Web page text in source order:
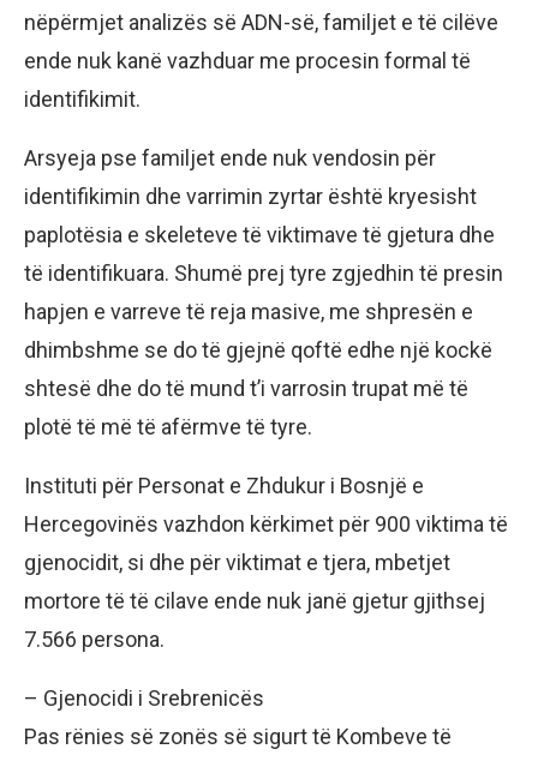
nëpërmjet analizës së ADN-së, familjet e të cilëve
ende nuk kanë vazhduar me procesin formal të
identifikimit.
Arsyeja pse familjet ende nuk vendosin për
identifikimin dhe varrimin zyrtar është kryesisht
paplotësia e skeleteve të viktimave të gjetura dhe
të identifikuara. Shumë prej tyre zgjedhin të presin
hapjen e varreve të reja masive, me shpresën e
dhimbshme se do të gjejnë qoftë edhe një kockë
shtesë dhe do të mund t’i varrosin trupat më të
plotë të më të afërmve të tyre.
Instituti për Personat e Zhdukur i Bosnjë e
Hercegovinës vazhdon kërkimet për 900 viktima të
gjenocidit, si dhe për viktimat e tjera, mbetjet
mortore të të cilave ende nuk janë gjetur gjithsej
7.566 persona.
– Gjenocidi i Srebrenicës
Pas rënies së zonës së sigurt të Kombeve të